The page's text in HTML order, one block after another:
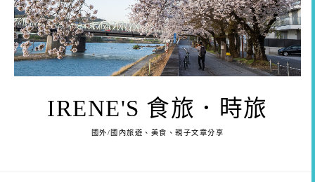
IRENE'S 食旅．時旅
國外/國內旅遊、美食、親子文章分享